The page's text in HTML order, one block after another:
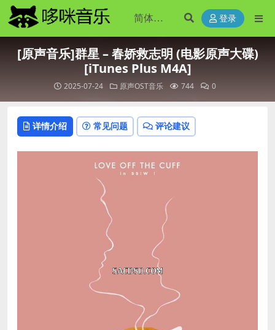
登录
[原声音乐]群星 – 春娇救志明 (电影原声大碟)
[iTunes Plus M4A]
2025-07-24 原声OST音乐 744 0
详情介绍 常见问题 评论建议